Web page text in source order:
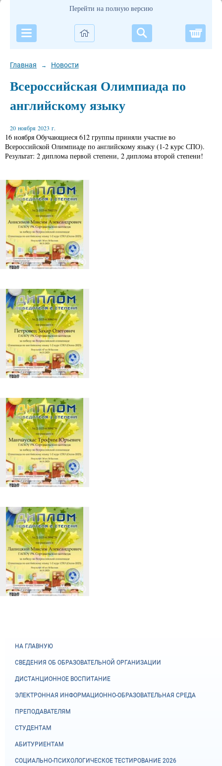
Перейти на полную версию
Главная → Новости
Всероссийская Олимпиада по
английскому языку
20 ноября 2023 г.
16 ноября Обучающиеся 612 группы приняли участие во
Всероссийской Олимпиаде по английскому языку (1-2 курс СПО).
Результат: 2 диплома первой степени, 2 диплома второй степени!
НА ГЛАВНУЮ
СВЕДЕНИЯ ОБ ОБРАЗОВАТЕЛЬНОЙ ОРГАНИЗАЦИИ
ДИСТАНЦИОННОЕ ВОСПИТАНИЕ
ЭЛЕКТРОННАЯ ИНФОРМАЦИОННО-ОБРАЗОВАТЕЛЬНАЯ СРЕДА
ПРЕПОДАВАТЕЛЯМ
СТУДЕНТАМ
АБИТУРИЕНТАМ
СОЦИАЛЬНО-ПСИХОЛОГИЧЕСКОЕ ТЕСТИРОВАНИЕ 2026